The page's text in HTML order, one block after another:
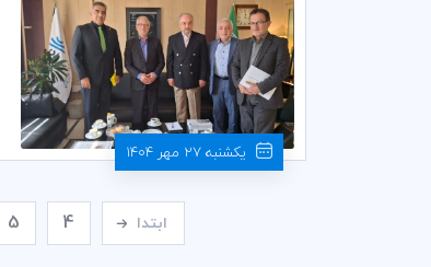
یکشنبه 27 مهر 1404
ابتدا 4
5